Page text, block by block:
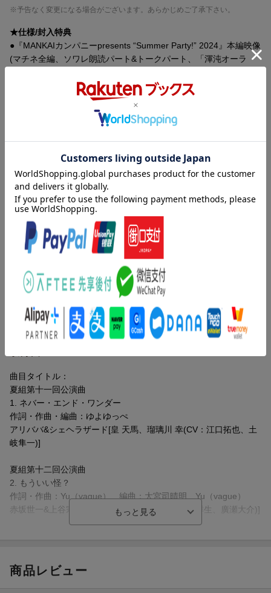
※予告なく変更になる場合がございます。あらかじめご了承下さい。
★仕様/封入特典
●『MANKAIカンパニーpresents “Summer Party!” 2024』本編映像
(マチネ全編、ソワレ朗読パート&トークパート、「渾沌オーラ
●『MANKAIカンパニーpresents “Summer Party!” 2024』ミニブッ
●【期間限定封入】A3! 10th AnniversAry FULL BLOOMING LIVE
DAY1チケット優先販売申込券
▼A3! 10th AnniversAry FULL BLOOMING LIVE
日程：2027年4月3日（土）4日（日）
会場：横浜アリーナ
※特典・仕様は予告なく変更となる場合がございます。
内容紹介
人気アプリ、イケメン役者育成ゲーム「A3!」の各組アルバム第7
弾！
夏組第十一回・第十二回公演曲、オリジナルボイスドラマを収
録！
ジャケットイラストは冨士原良先生描き下ろし！
『A3!（エースリー）』とは
リベル・エンタテインメントが贈る大好評配信中のイケメン役者
育成ゲーム(iOS版/Android版）。
曲目タイトル：
夏組第十一回公演曲
1. ネバー・エンド・ワンダー
作詞・作曲・編曲：ゆよゆっぺ
アリババ&シェヘラザード[皇 天馬、瑠璃川 幸(CV：江口拓也、土
岐隼一)]
夏組第十二回公演曲
2. もういい怪？
作詞・作曲：Yu（vague） 編曲：大宮司晴明、Yu（vague）
赤坂世一&上谷宗二[向坂 椋、斑鳩三角(CV：山谷祥生、廣瀬大介)]
4. 『A3!』ボイスドラマ「第十一回公演ありがとう生配信 〜夏組
回〜」
商品レビュー